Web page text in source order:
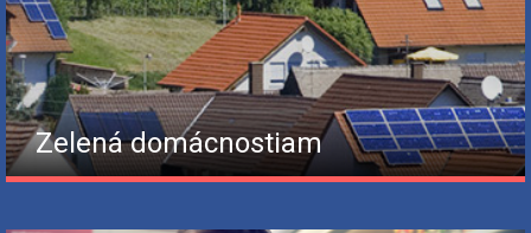
Zelená domácnostiam